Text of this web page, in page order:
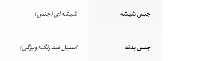
جنس شیشه شیشه ای (جنس)
جنس بدنه استیل ضد زنگ(ویژگی)